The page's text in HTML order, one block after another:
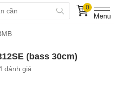
0
(bass 30cm)
đánh giá